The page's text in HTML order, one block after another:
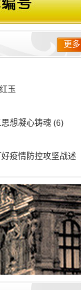
更多
玉
想凝心铸魂 (6)
疫情防控攻坚战述
李纪恒
童
刘倩
吕海亮
媒
者
的